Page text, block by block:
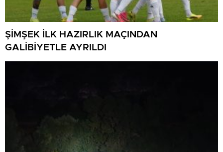
ŞİMŞEK İLK HAZIRLIK MAÇINDAN
GALİBİYETLE AYRILDI